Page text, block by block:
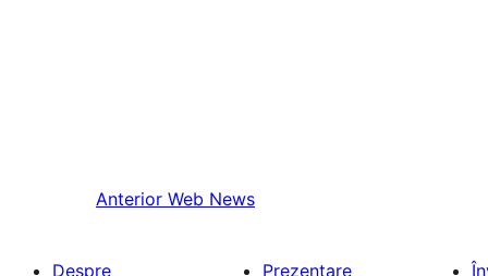
Anterior Web News
Despre Prezentare